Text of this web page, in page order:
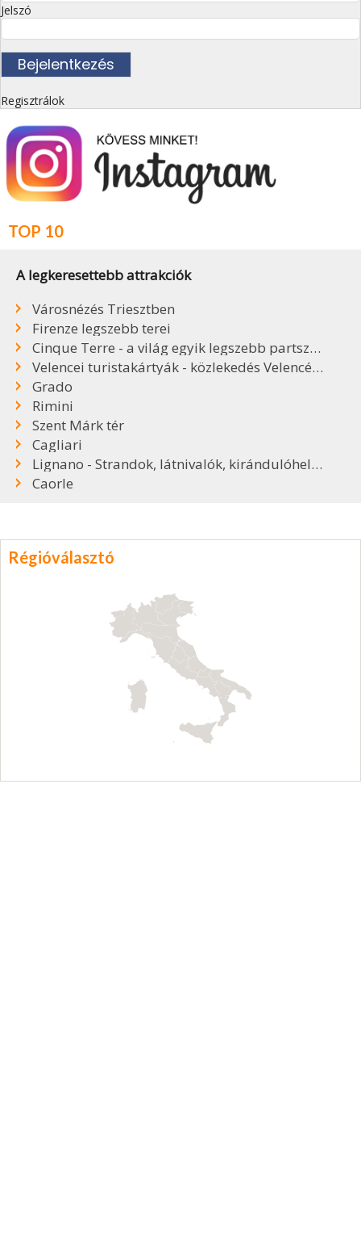
Jelszó
Regisztrálok
TOP 10
A legkeresettebb attrakciók
Városnézés Triesztben
Firenze legszebb terei
Cinque Terre - a világ egyik legszebb partszakasza
Velencei turistakártyák - közlekedés Velencében
Grado
Rimini
Szent Márk tér
Cagliari
Lignano - Strandok, látnivalók, kirándulóhelyek
Caorle
Régióválasztó